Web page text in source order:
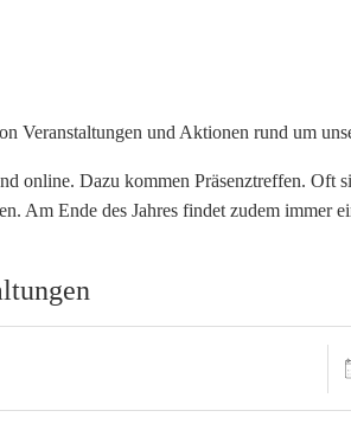
Veranstaltungen und Aktionen rund um
online. Dazu kommen Präsenztreffen. Oft
Am Ende des Jahres findet zudem immer